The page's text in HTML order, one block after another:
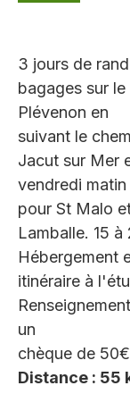
3 jours de
bagages sur
Plévenon en
suivant le
Jacut sur Mer
vendredi matin
pour St Malo
Lamballe. 15
Hébergement
itinéraire à
un
chèque de
Distance : 55